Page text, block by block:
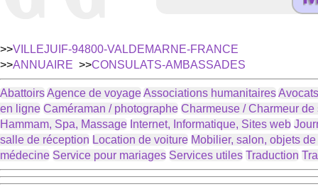
>>VILLEJUIF-94800-VALDEMARNE-FRANCE
>>ANNUAIRE >>CONSULATS-AMBASSADES
AbattoirsAgence de voyageAssociations humanitaires
en ligne Caméraman / photographe Charmeuse / Charmeur de
Hammam, Spa, Massage Internet, Informatique, Sites web
salle de réception Location de voiture Mobilier, salon, objets
médecine Service pour mariages Services utiles Traduction